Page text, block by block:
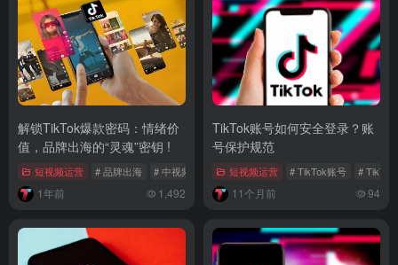
解锁TikTok爆款密码：情绪价
值，品牌出海的“灵魂”密钥 !
短视频运营 # 品牌出海 # 中视频计划 # TikTok变现策略
1年前 1,492
TikTok账号如何安全登录？账
号保护规范
短视频运营 # TikTok账号 #
11个月前 94